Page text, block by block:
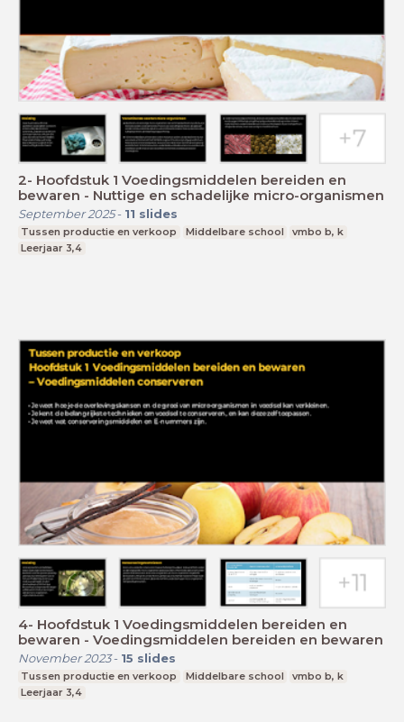
2- Hoofdstuk 1 Voedingsmiddelen bereiden en
bewaren - Nuttige en schadelijke micro-organismen
September 2025- 11 slides
Tussen productie en verkoop Middelbare school
vmbo b, k
Leerjaar 3,4
4- Hoofdstuk 1 Voedingsmiddelen bereiden en
bewaren - Voedingsmiddelen bereiden en bewaren
November 2023- 15 slides
Tussen productie en verkoop Middelbare school
vmbo b, k
Leerjaar 3,4